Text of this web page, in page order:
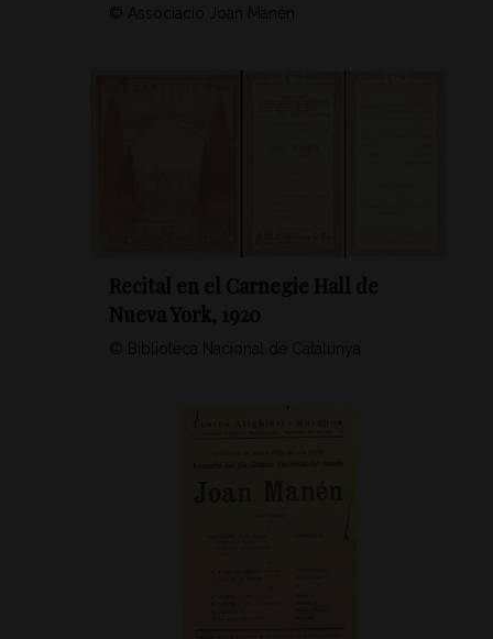
© Associació Joan Manén
Recital en el Carnegie Hall de
Nueva York, 1920
© Biblioteca Nacional de Catalunya